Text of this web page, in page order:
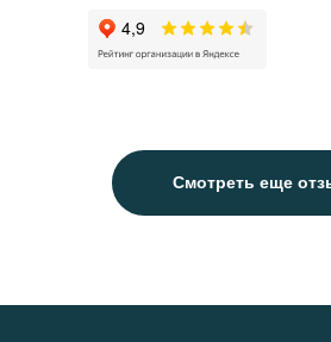
Смотреть еще